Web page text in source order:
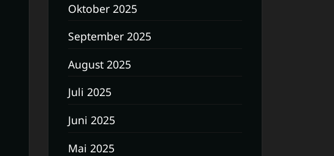
Oktober 2025
September 2025
August 2025
Juli 2025
Juni 2025
Mai 2025